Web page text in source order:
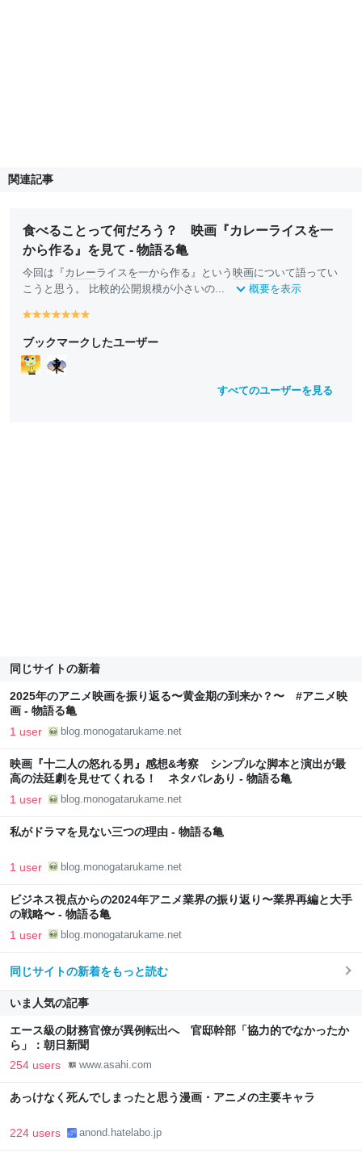
関連記事
食べることって何だろう？ 映画『カレーライスを一
から作る』を見て - 物語る亀
今回は『 カレーライスを一から作る』という 映画について語ってい
こうと思う。 比較的公開規模が小さいの...
概要を表示
y
ll
o
w
y
ll
o
w
y
ll
o
y
ll
o
w
y
ll
o
w
y
ll ll
ブックマークしたユーザー
すべてのユーザーを見る
同じサイトの新着
2025年のアニメ映画を振り返る〜黄金期の到来か？〜 #アニメ映
画 - 物語る亀
1 user blog.monogatarukame.net
映画『十二人の怒れる男』感想&考察 シンプルな脚本と演出が最
高の法廷劇を見せてくれる！ ネタバレあり - 物語る亀
1 user blog.monogatarukame.net
私がドラマを見ない三つの理由 - 物語る亀
1 user blog.monogatarukame.net
ビジネス視点からの2024年アニメ業界の振り返り〜業界再編と大手
の戦略〜 - 物語る亀
1 user blog.monogatarukame.net
同じサイトの新着をもっと読む
いま人気の記事
エース級の財務官僚が異例転出へ 官邸幹部「協力的でなかったか
ら」：朝日新聞
254 users www.asahi.com
あっけなく死んでしまったと思う漫画・アニメの主要キャラ
224 users anond.hatelabo.jp